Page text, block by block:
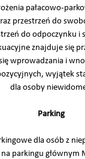
pałacowo-
przestrzeń do
do odpoczynku i
znajduje się
wprowadzania i
wyjątek
dla osoby
Parking
dla osób z
parkingu głównym